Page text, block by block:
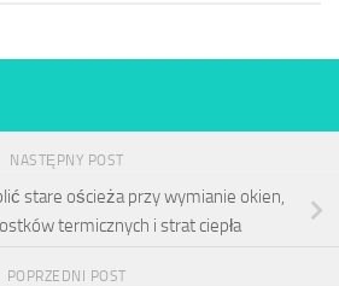
NASTĘPNY POST
stare ościeża przy wymianie okien,
termicznych i strat ciepła
POPRZEDNI POST